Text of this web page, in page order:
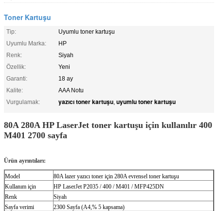
Toner Kartuşu
Tip:
Uyumlu toner kartuşu
Uyumlu Marka:
HP
Renk:
Siyah
Özellik:
Yeni
Garanti:
18 ay
Kalite:
AAA Notu
Vurgulamak:
yazıcı toner kartuşu, uyumlu toner kartuşu
80A 280A HP LaserJet toner kartuşu için kullanılır 400
M401 2700 sayfa
Ürün ayrıntıları:
Model
80A lazer yazıcı toner için 280A evrensel toner kartuşu
Kullanım için
HP LaserJet P2035 / 400 / M401 / MFP425DN
Renk
Siyah
Sayfa verimi
2300 Sayfa (A4,% 5 kapsama)